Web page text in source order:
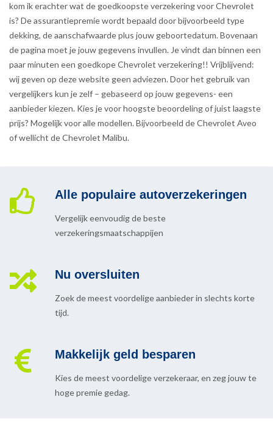
kom ik erachter wat de goedkoopste verzekering voor Chevrolet
is? De assurantiepremie wordt bepaald door bijvoorbeeld type
dekking, de aanschafwaarde plus jouw geboortedatum. Bovenaan
de pagina moet je jouw gegevens invullen. Je vindt dan binnen een
paar minuten een goedkope Chevrolet verzekering!! Vrijblijvend:
wij geven op deze website geen adviezen. Door het gebruik van
vergelijkers kun je zelf – gebaseerd op jouw gegevens- een
aanbieder kiezen. Kies je voor hoogste beoordeling of juist laagste
prijs? Mogelijk voor alle modellen. Bijvoorbeeld de Chevrolet Aveo
of wellicht de Chevrolet Malibu.
Alle populaire autoverzekeringen
Vergelijk eenvoudig de beste
verzekeringsmaatschappijen
Nu oversluiten
Zoek de meest voordelige aanbieder in slechts korte
tijd.
Makkelijk geld besparen
Kies de meest voordelige verzekeraar, en zeg jouw te
hoge premie gedag.